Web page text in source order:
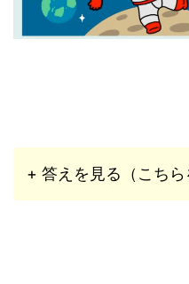
+ 答えを見る（こちら